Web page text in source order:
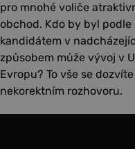
pro mnohé voliče
obchod. Kdo by byl
kandidátem v
způsobem může vývoj v
Evropu? To vše se
nekorektním rozhovoru.